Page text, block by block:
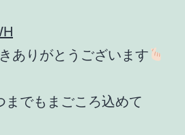
ありがとうございます
までもまごころ込めて